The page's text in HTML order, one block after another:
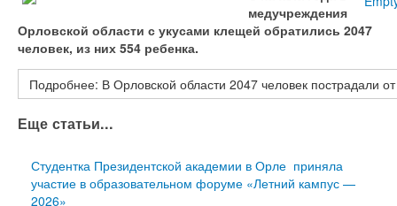
медучреждения
Орловской области с укусами клещей обратились 2047
человек, из них 554 ребенка.
Подробнее: В Орловской области 2047 человек пострадали
Еще статьи...
Студентка Президентской академии в Орле приняла
участие в образовательном форуме «Летний кампус —
2026»